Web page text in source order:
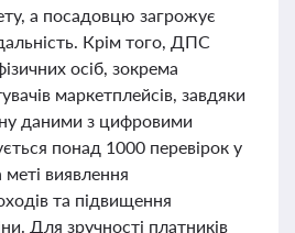
а посадовцю загрожує
Крім того, ДПС
осіб, зокрема
маркетплейсів, завдяки
даними з цифровими
понад 1000 перевірок у
виявлення
та підвищення
Для зручності платників